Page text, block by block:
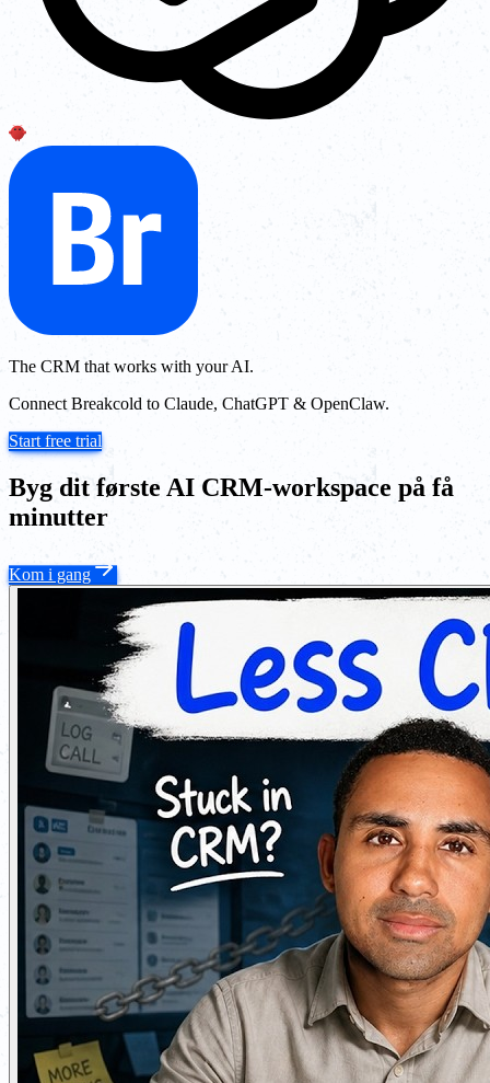
The CRM that works with your AI.
Connect Breakcold to Claude, ChatGPT & OpenClaw.
Start free trial
Byg dit første AI CRM-workspace på få
minutter
Kom i gang